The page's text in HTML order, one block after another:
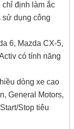
định làm ắc
sử dụng công
6, Mazda CX-5,
có tính năng
dòng xe cao
General Motors,
Stop tiêu